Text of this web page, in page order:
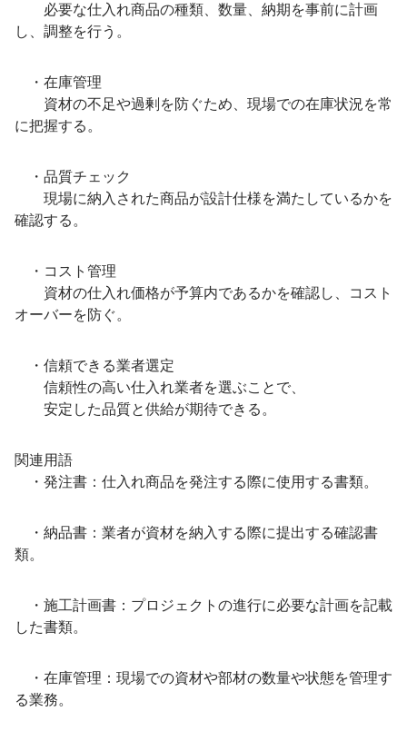
必要な仕入れ商品の種類、数量、納期を事前に計画
し、調整を行う。
・在庫管理
資材の不足や過剰を防ぐため、現場での在庫状況を常
に把握する。
・品質チェック
現場に納入された商品が設計仕様を満たしているかを
確認する。
・コスト管理
資材の仕入れ価格が予算内であるかを確認し、コスト
オーバーを防ぐ。
・信頼できる業者選定
信頼性の高い仕入れ業者を選ぶことで、
安定した品質と供給が期待できる。
関連用語
・発注書：仕入れ商品を発注する際に使用する書類。
・納品書：業者が資材を納入する際に提出する確認書
類。
・施工計画書：プロジェクトの進行に必要な計画を記載
した書類。
・在庫管理：現場での資材や部材の数量や状態を管理す
る業務。